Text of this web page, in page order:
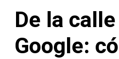
De la
Google: